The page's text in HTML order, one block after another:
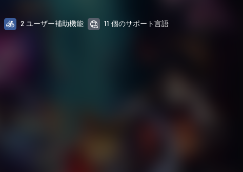
2 ユーザー補助機能 11 個のサポート言語